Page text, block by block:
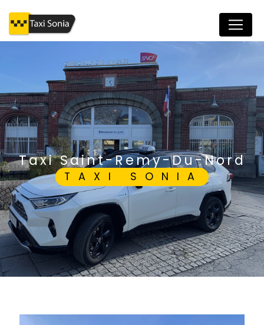
taxi Saint-Remy-Du-Nord
TAXI SONIA